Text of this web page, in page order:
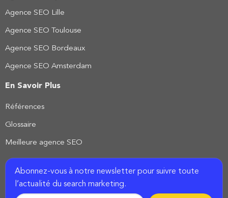
Agence SEO Lille
Agence SEO Toulouse
Agence SEO Bordeaux
Agence SEO Amsterdam
En Savoir Plus
Références
Glossaire
Meilleure agence SEO
Abonnez-vous à notre newsletter pour suivre toute
l’actualité du search marketing.